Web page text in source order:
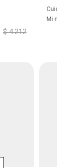
$ 4.212
Mi